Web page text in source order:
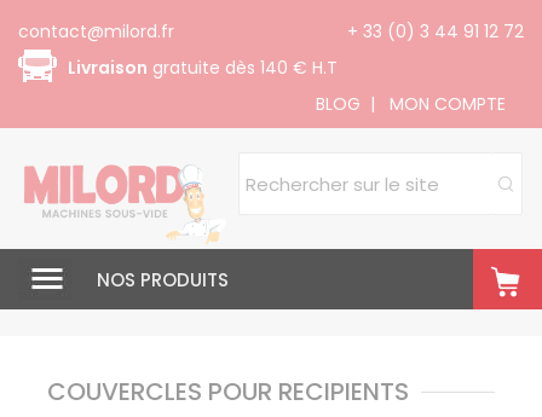
+ 33 (0) 3 44 91 12 72
contact@milord.fr
Livraison gratuite dès 140 € H.T
BLOG | MON COMPTE
NOS PRODUITS
COUVERCLES POUR RECIPIENTS